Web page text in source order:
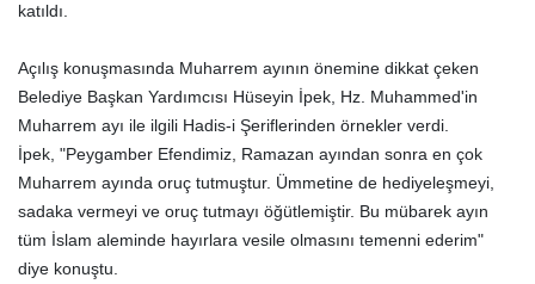
katıldı.
Açılış konuşmasında Muharrem ayının önemine dikkat çeken
Belediye Başkan Yardımcısı Hüseyin İpek, Hz. Muhammed'in
Muharrem ayı ile ilgili Hadis-i Şeriflerinden örnekler verdi.
İpek, "Peygamber Efendimiz, Ramazan ayından sonra en çok
Muharrem ayında oruç tutmuştur. Ümmetine de hediyeleşmeyi,
sadaka vermeyi ve oruç tutmayı öğütlemiştir. Bu mübarek ayın
tüm İslam aleminde hayırlara vesile olmasını temenni ederim"
diye konuştu.